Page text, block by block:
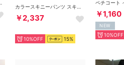
￥2,337
10%OFF 15%
￥1,160
NEW
10%OFF